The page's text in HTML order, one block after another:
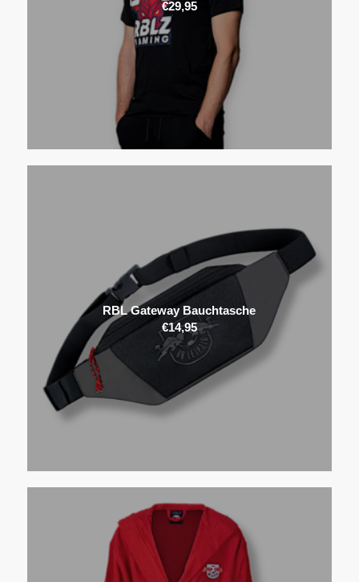
€29,95
RBL Gateway Bauchtasche
€14,95